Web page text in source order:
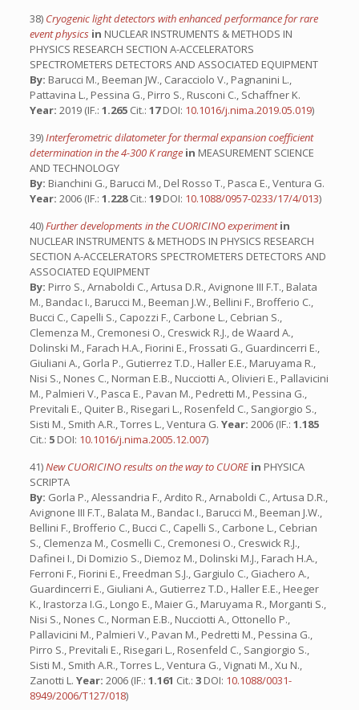
38) Cryogenic light detectors with enhanced performance for rare
event physics in NUCLEAR INSTRUMENTS & METHODS IN
PHYSICS RESEARCH SECTION A-ACCELERATORS
SPECTROMETERS DETECTORS AND ASSOCIATED EQUIPMENT
By: Barucci M., Beeman JW., Caracciolo V., Pagnanini L.,
Pattavina L., Pessina G., Pirro S., Rusconi C., Schaffner K.
Year: 2019 (IF.: 1.265 Cit.: 17DOI: 10.1016/j.nima.2019.05.019)
39)Interferometric dilatometer for thermal expansion coefficient
determination in the 4-300 K range in MEASUREMENT SCIENCE
AND TECHNOLOGY
By: Bianchini G., Barucci M., Del Rosso T., Pasca E., Ventura G.
Year: 2006 (IF.: 1.228Cit.: 19DOI: 10.1088/0957-0233/17/4/013)
40)Further developments in the CUORICINO experimentin
NUCLEAR INSTRUMENTS & METHODS IN PHYSICS RESEARCH
SECTION A-ACCELERATORS SPECTROMETERS DETECTORS AND
ASSOCIATED EQUIPMENT
By: Pirro S., Arnaboldi C., Artusa D.R., Avignone III F.T., Balata
M., Bandac I., Barucci M., Beeman J.W., Bellini F., Brofferio C.,
Bucci C., Capelli S., Capozzi F., Carbone L., Cebrian S.,
Clemenza M., Cremonesi O., Creswick R.J., de Waard A.,
Dolinski M., Farach H.A., Fiorini E., Frossati G., Guardincerri E.,
Giuliani A., Gorla P., Gutierrez T.D., Haller E.E., Maruyama R.,
Nisi S., Nones C., Norman E.B., Nucciotti A., Olivieri E., Pallavicini
M., Palmieri V., Pasca E., Pavan M., Pedretti M., Pessina G.,
Previtali E., Quiter B., Risegari L., Rosenfeld C., Sangiorgio S.,
Sisti M., Smith A.R., Torres L., Ventura G. Year: 2006 (IF.: 1.185
Cit.: 5 DOI: 10.1016/j.nima.2005.12.007)
41)New CUORICINO results on the way to CUORE in PHYSICA
SCRIPTA
By: Gorla P., Alessandria F., Ardito R., Arnaboldi C., Artusa D.R.,
Avignone III F.T., Balata M., Bandac I., Barucci M., Beeman J.W.,
Bellini F., Brofferio C., Bucci C., Capelli S., Carbone L., Cebrian
S., Clemenza M., Cosmelli C., Cremonesi O., Creswick R.J.,
Dafinei I., Di Domizio S., Diemoz M., Dolinski M.J., Farach H.A.,
Ferroni F., Fiorini E., Freedman S.J., Gargiulo C., Giachero A.,
Guardincerri E., Giuliani A., Gutierrez T.D., Haller E.E., Heeger
K., Irastorza I.G., Longo E., Maier G., Maruyama R., Morganti S.,
Nisi S., Nones C., Norman E.B., Nucciotti A., Ottonello P.,
Pallavicini M., Palmieri V., Pavan M., Pedretti M., Pessina G.,
Pirro S., Previtali E., Risegari L., Rosenfeld C., Sangiorgio S.,
Sisti M., Smith A.R., Torres L., Ventura G., Vignati M., Xu N.,
Zanotti L. Year: 2006 (IF.: 1.161 Cit.: 3 DOI: 10.1088/0031-
8949/2006/T127/018)